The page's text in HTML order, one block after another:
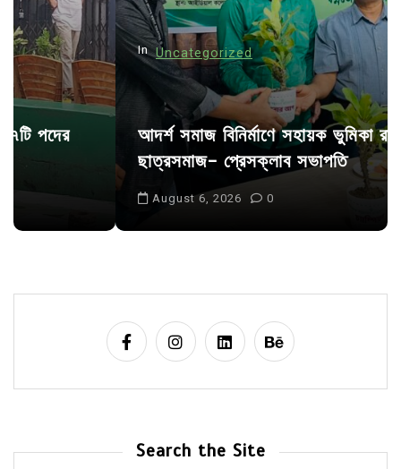
o
n
In Uncategorized
আদর্শ সমাজ বিনির্মাণে সহায়ক ভুমিকা রাখে
ছাত্রসমাজ- প্রেসক্লাব সভাপতি
August 6, 2026 0
Search the Site